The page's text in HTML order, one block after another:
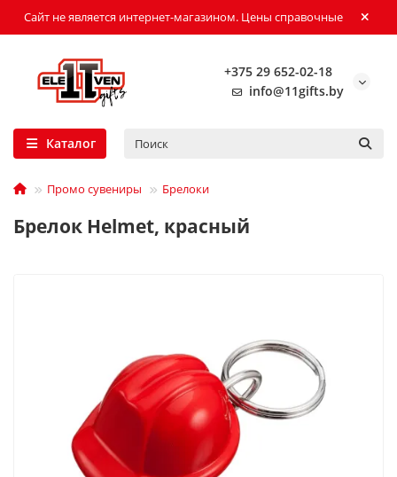
Сайт не является интернет-магазином. Цены справочные
+375 29 652-02-18
info@11gifts.by
Каталог
Промо сувениры Брелоки
Брелок Helmet, красный